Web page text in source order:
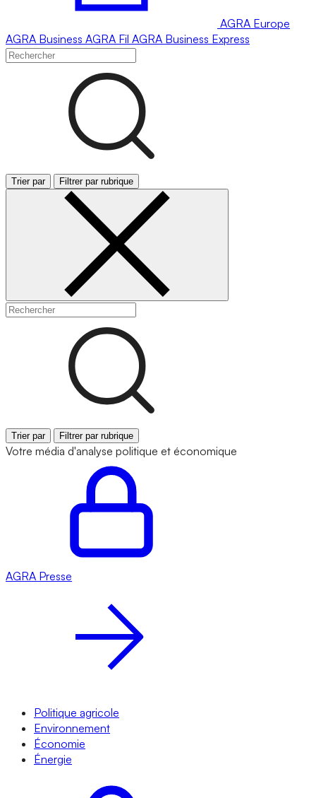
AGRA Europe
AGRA Business AGRA Fil AGRA Business Express
Trier par Filtrer par rubrique
Trier par Filtrer par rubrique
Votre média d'analyse politique et économique
AGRA Presse
Politique agricole
Environnement
Économie
Énergie